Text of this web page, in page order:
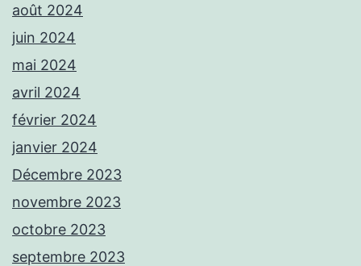
août 2024
juin 2024
mai 2024
avril 2024
février 2024
janvier 2024
Décembre 2023
novembre 2023
octobre 2023
septembre 2023